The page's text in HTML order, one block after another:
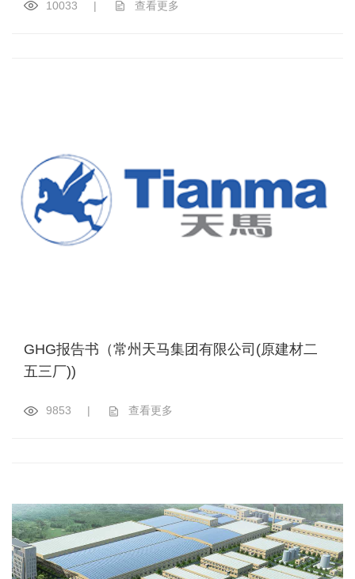
10033 | 查看更多
GHG报告书（常州天马集团有限公司(原建材二
五三厂))
9853 | 查看更多